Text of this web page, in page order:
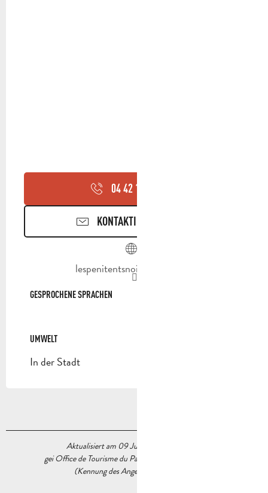
04 42 18 17
KONTAKTIEREN SIE UNS
lespenitentsnoirs.aubagne.fr
GESPROCHENE SPRACHEN
GESPROCHENE SPRACHEN
UMWELT
UMWELT
In der Stadt
Aktualisiert am 09 Juni 2026 Um 09:59
gei Office de Tourisme du Pays d’Aubagne et de l’Étoile
(Kennung des Angebots :